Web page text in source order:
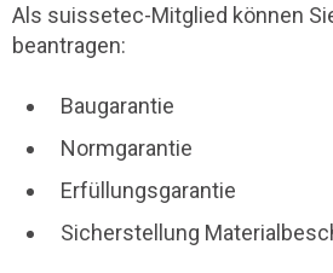
Als suissetec-Mitglied können
beantragen:
Baugarantie
Normgarantie
Erfüllungsgarantie
Sicherstellung